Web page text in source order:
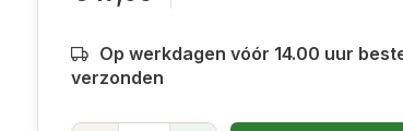
Op werkdagen vóór 14.00 uur
verzonden